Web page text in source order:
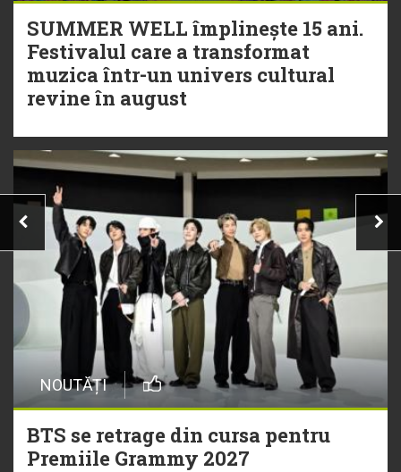
SUMMER WELL împlinește 15 ani.
Festivalul care a transformat
muzica într-un univers cultural
revine în august
NOUTĂȚI
BTS se retrage din cursa pentru
Premiile Grammy 2027